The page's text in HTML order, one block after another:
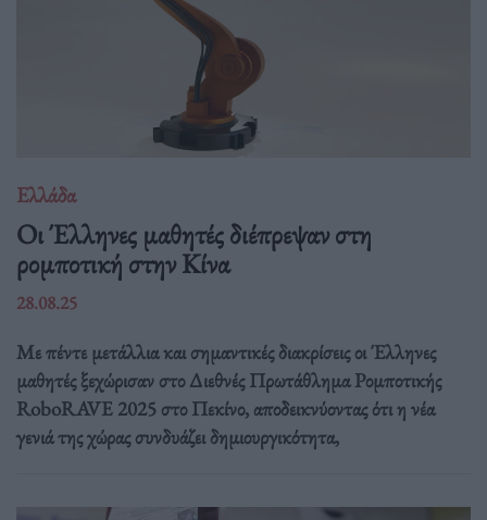
Ελλάδα
Οι Έλληνες μαθητές διέπρεψαν στη
ρομποτική στην Κίνα
28.08.25
Με πέντε μετάλλια και σημαντικές διακρίσεις οι Έλληνες
μαθητές ξεχώρισαν στο Διεθνές Πρωτάθλημα Ρομποτικής
RoboRAVE 2025 στο Πεκίνο, αποδεικνύοντας ότι η νέα
γενιά της χώρας συνδυάζει δημιουργικότητα,